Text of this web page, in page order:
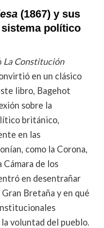
(1867) y sus
político
La Constitución
en un clásico
libro, Bagehot
sobre la
británico,
en las
como la Corona,
Cámara de los
en desentrañar
Bretaña y en qué
voluntad del pueblo.